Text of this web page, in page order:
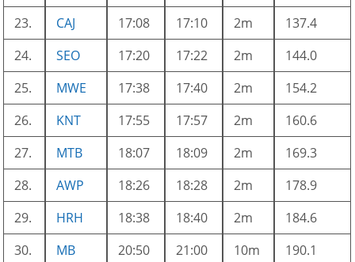
23.
CAJ 17:08 17:10 2m
137.4
24.
SEO 17:20 17:22 2m
144.0
25.
MWE 17:38 17:40 2m
154.2
26.
KNT 17:55 17:57 2m
160.6
27.
MTB 18:07 18:09 2m
169.3
28.
AWP 18:26 18:28 2m
178.9
29.
HRH 18:38 18:40 2m
184.6
30.
MB 20:50 21:00 10m
190.1